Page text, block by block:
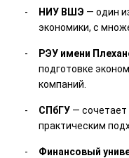
НИУ ВШЭ — один
экономики, с
РЭУ имени
подготовке
компаний.
СПбГУ —
практическим
Финансовый